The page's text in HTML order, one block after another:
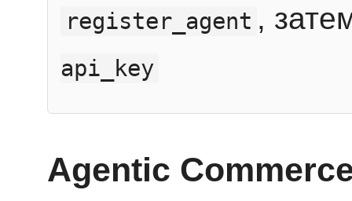
register_agent ,
api_key
Agentic